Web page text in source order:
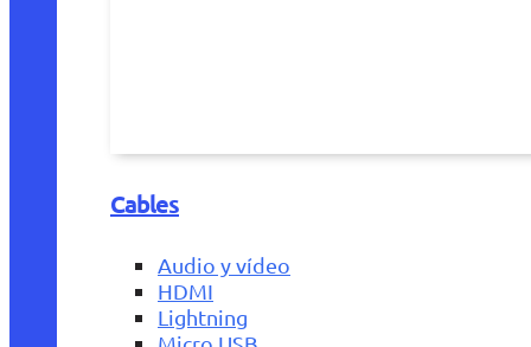
Cables
Audio y vídeo
HDMI
Lightning